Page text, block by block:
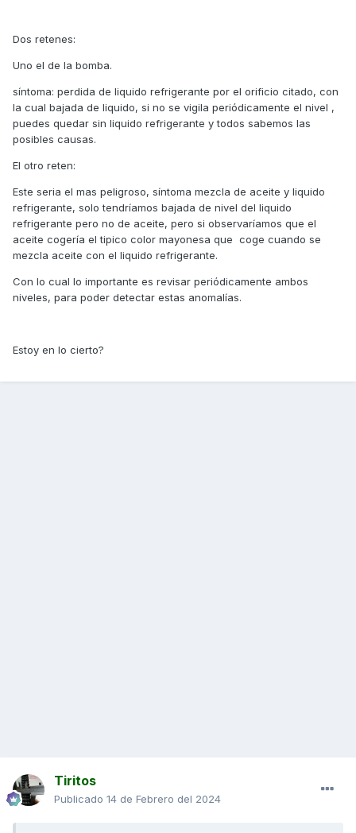
Dos retenes:
Uno el de la bomba.
síntoma: perdida de liquido refrigerante por el orificio citado, con
la cual bajada de liquido, si no se vigila periódicamente el nivel ,
puedes quedar sin liquido refrigerante y todos sabemos las
posibles causas.
El otro reten:
Este seria el mas peligroso, síntoma mezcla de aceite y liquido
refrigerante, solo tendríamos bajada de nivel del liquido
refrigerante pero no de aceite, pero si observaríamos que el
aceite cogería el tipico color mayonesa que coge cuando se
mezcla aceite con el liquido refrigerante.
Con lo cual lo importante es revisar periódicamente ambos
niveles, para poder detectar estas anomalías.
Estoy en lo cierto?
Tiritos
Publicado 14 de Febrero del 2024